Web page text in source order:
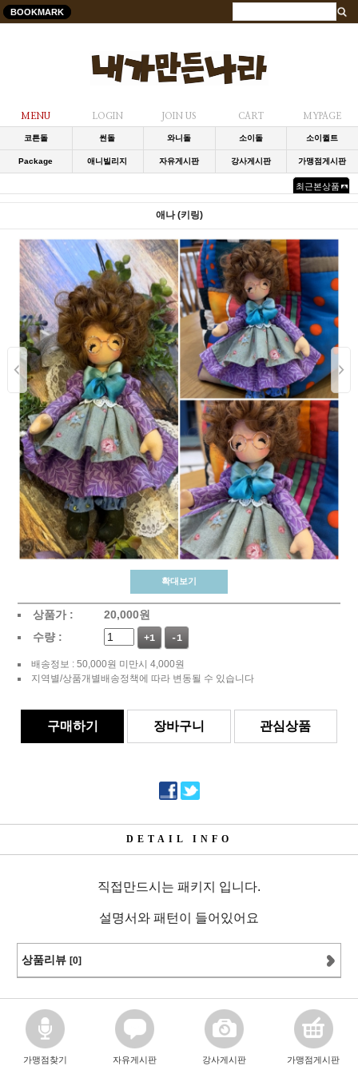
BOOKMARK
MENU LOGIN JOIN US CART MYPAGE
코튼돌 썬돌 와니돌 소이돌 소이퀼트
Package 애니빌리지 자유게시판 강사게시판 가맹점게시판
최근본상품
애나 (키링)
확대보기
상품가 : 20,000원
수량 :
+1 -1
배송정보 : 50,000원 미만시 4,000원
지역별/상품개별배송정책에 따라 변동될 수 있습니다
구매하기 장바구니 관심상품
DETAIL INFO
직접만드시는 패키지 입니다.
설명서와 패턴이 들어있어요
상품리뷰 [0]
가맹점찾기 자유게시판 강사게시판 가맹점게시판